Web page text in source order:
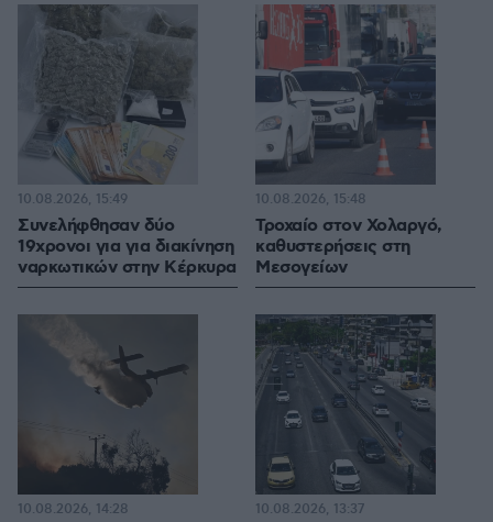
Συνελήφθησαν δύο
19χρονοι για για διακίνηση
ναρκωτικών στην Κέρκυρα
10.08.2026, 15:49
Τροχαίο στον Χολαργό,
καθυστερήσεις στη
Μεσογείων
10.08.2026, 15:48
10.08.2026, 14:28 10.08.2026, 13:37